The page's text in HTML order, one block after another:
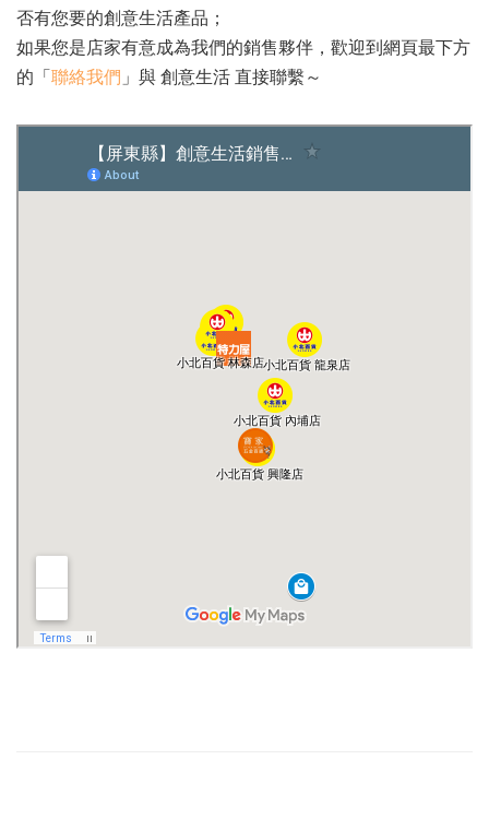
否有您要的創意生活產品；
如果您是店家有意成為我們的銷售夥伴，歡迎到網頁最下方
的「 聯絡我們 」與 創意生活 直接聯繫～